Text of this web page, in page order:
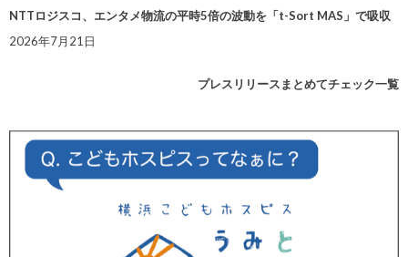
NTTロジスコ、エンタメ物流の平時5倍の波動を「t-Sort MAS」で吸収
2026年7月21日
プレスリリースまとめてチェック一覧